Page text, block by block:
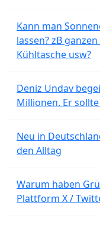
Kann man
lassen? zB
Kühltasche usw?
Deniz Undav
Millionen. Er
Neu in
den Alltag
Warum haben
Plattform X /